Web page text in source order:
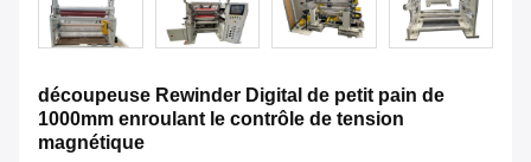
découpeuse Rewinder Digital de petit pain de
1000mm enroulant le contrôle de tension
magnétique